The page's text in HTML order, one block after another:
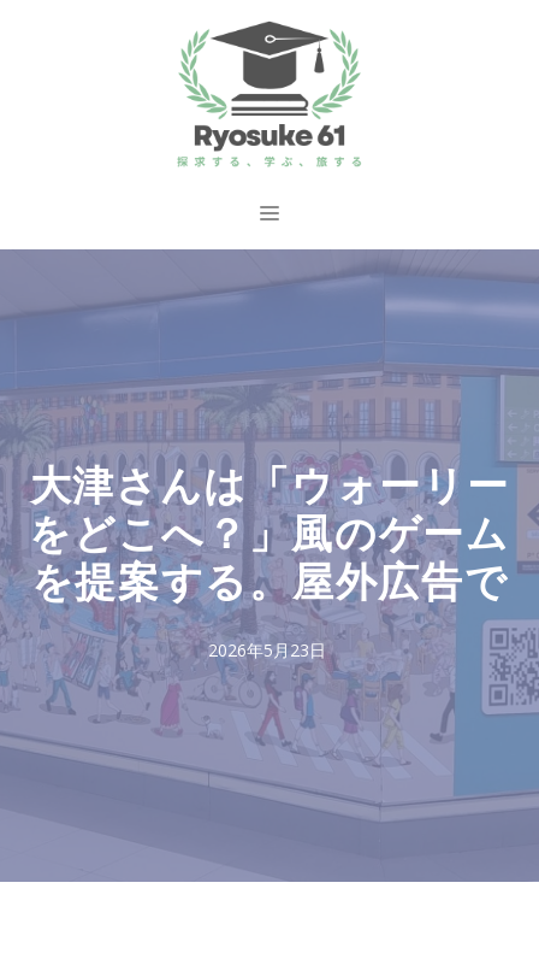
ス
メ
ニ
ー
大津さんは「ウォーリー
をどこへ？」風のゲーム
を提案する。屋外広告で
2026年5月23日